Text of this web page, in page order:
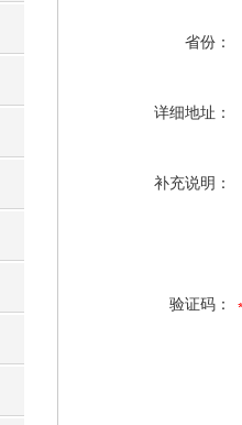
省份：
详细地址：
补充说明：
验证码：